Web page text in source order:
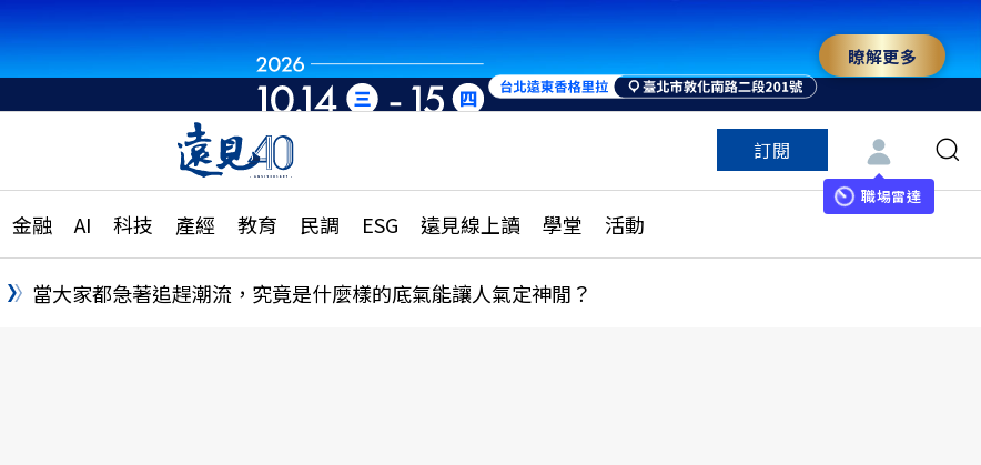
瞭解更多
訂閱
職場雷達
金融 AI 科技 產經 教育 民調 ESG 遠見線上讀 學堂 活動
國際
特輯
大學升學、職涯攻略
縣市施政調查全解析
民調
更多訂閱方案
特色頻道
當大家都急著追趕潮流，究竟是什麼樣的底氣能讓人氣定神閒？